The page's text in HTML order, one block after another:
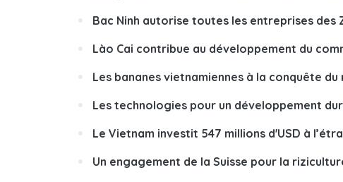
Bac Ninh autorise toutes les entreprises
Lào Cai contribue au développement du
Les bananes vietnamiennes à la conquête
Les technologies pour un développement
Le Vietnam investit 547 millions d'USD à
Un engagement de la Suisse pour la